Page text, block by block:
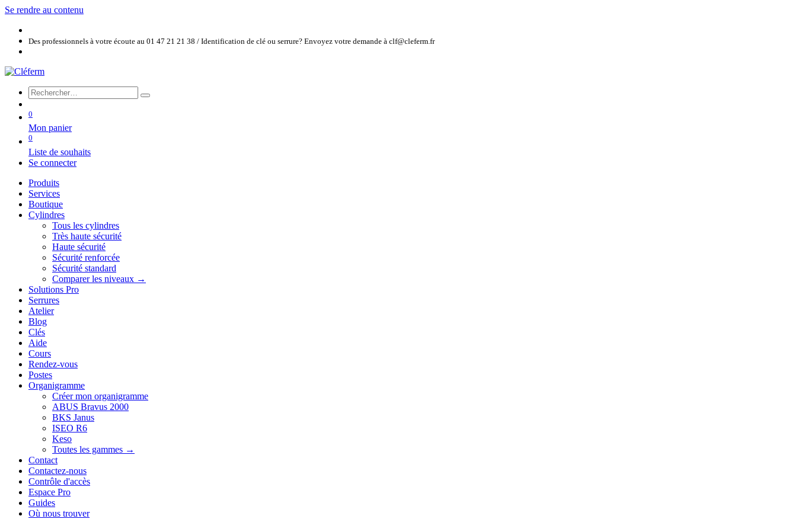
Se rendre au contenu
Des professionnels à votre écoute au 01 47 21 21 38 / Identification de clé ou serrure? Envoyez votre demande à clf@cleferm.fr
0
Mon panier
0
Liste de souhaits
Se connecter
Produits
Services
Boutique
Cylindres
Tous les cylindres
Très haute sécurité
Haute sécurité
Sécurité renforcée
Sécurité standard
Comparer les niveaux →
Solutions Pro
Serrures
Atelier
Blog
Clés
Aide
Cours
Rendez-vous
Postes
Organigramme
Créer mon organigramme
ABUS Bravus 2000
BKS Janus
ISEO R6
Keso
Toutes les gammes →
Contact
Contactez-nous
Contrôle d'accès
Espace Pro
Guides
Où nous trouver